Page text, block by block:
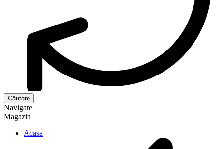
Navigare
Magazin
Acasa